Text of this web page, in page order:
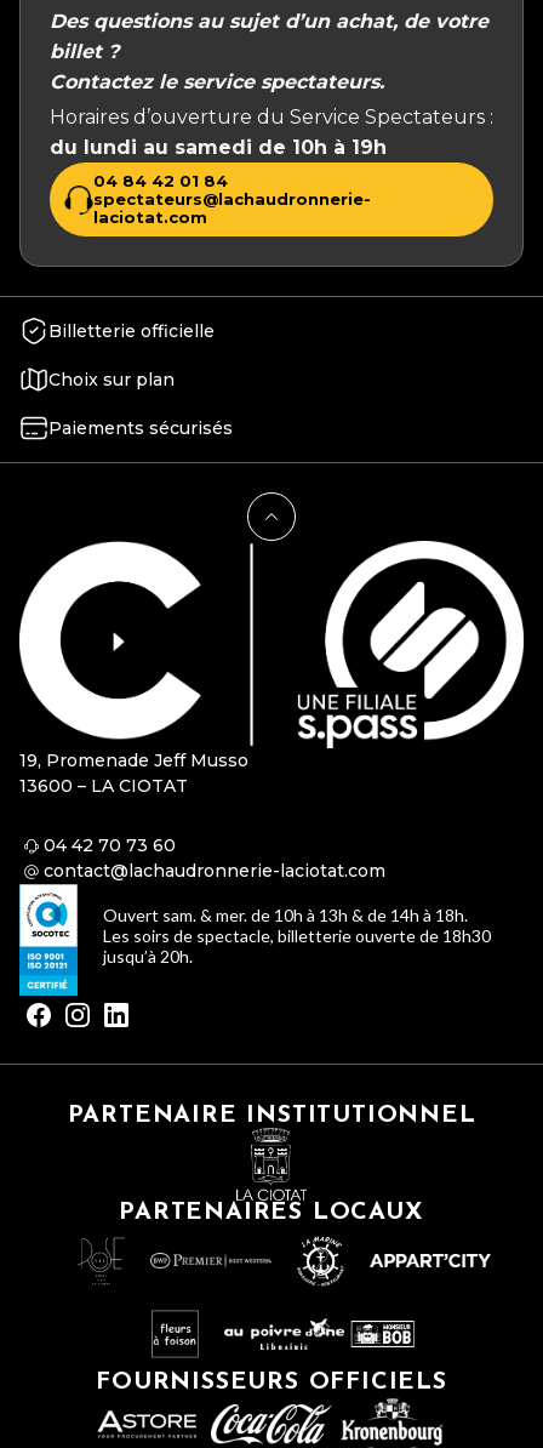
Des questions au sujet d’un achat, de votre
billet ?
Contactez le service spectateurs.
Horaires d’ouverture du Service Spectateurs :
du lundi au samedi de 10h à 19h
04 84 42 01 84
spectateurs@lachaudronnerie-
laciotat.com
Billetterie officielle
Choix sur plan
Paiements sécurisés
19, Promenade Jeff Musso
13600 – LA CIOTAT
04 42 70 73 60
contact@lachaudronnerie-laciotat.com
Ouvert sam. & mer. de 10h à 13h & de 14h à 18h.
Les soirs de spectacle, billetterie ouverte de 18h30
jusqu’à 20h.
PARTENAIRE INSTITUTIONNEL
PARTENAIRES LOCAUX
FOURNISSEURS OFFICIELS